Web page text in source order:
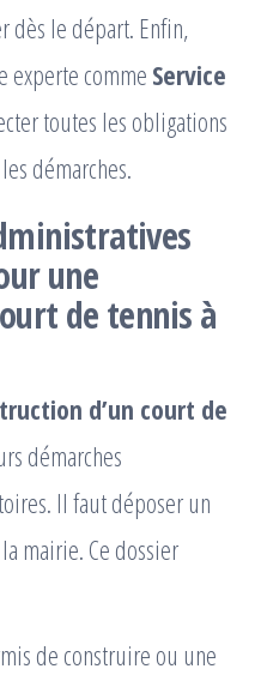
dès le départ. Enfin,
experte comme Service
toutes les obligations
démarches.
une
de tennis à
d’un court de
démarches
Il faut déposer un
mairie. Ce dossier
de construire ou une